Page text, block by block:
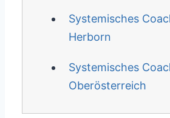
Systemisches
Herborn
Systemisches
Oberösterreich